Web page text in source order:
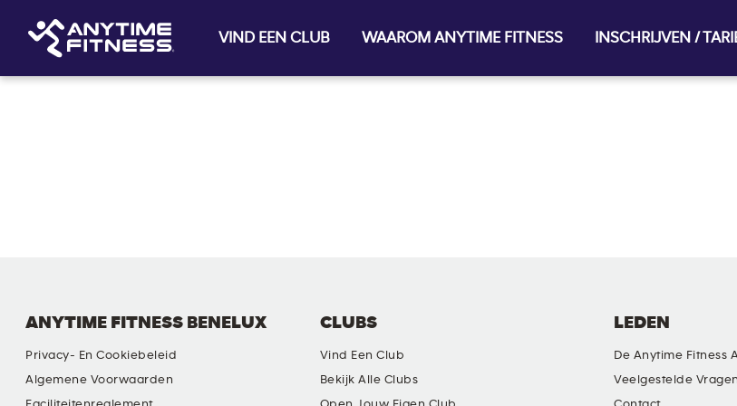
VIND EEN CLUB WAAROM ANYTIME FITNESS INSCHRIJVEN /
ANYTIME FITNESS BENELUX
Privacy- En Cookiebeleid
Algemene Voorwaarden
CLUBS
Vind Een Club
Bekijk Alle Clubs
LEDEN
De Anytime Fitness
Veelgestelde Vragen